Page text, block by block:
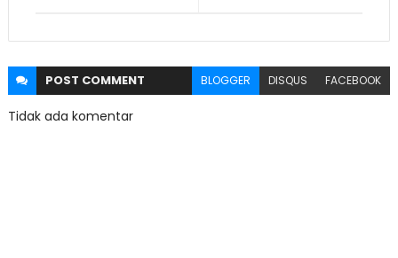
POST COMMENT BLOGGER DISQUS FACEBOOK
Tidak ada komentar